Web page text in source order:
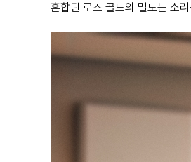
혼합된 로즈 골드의 밀도는 소